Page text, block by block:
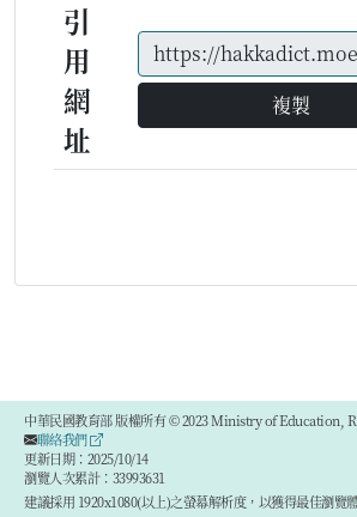
引
用
網
址
複製
中華民國教育部 版權所有 © 2023 Ministry of Education,
聯絡我們
更新日期：2025/10/14
瀏覽人次累計：33993631
建議採用 1920x1080(以上)之螢幕解析度，以獲得最佳瀏覽